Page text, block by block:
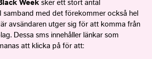
Week sker ett stort antal
samband med det förekommer också hel
avsändaren utger sig för att komma från
Dessa sms innehåller länkar som
att klicka på för att: